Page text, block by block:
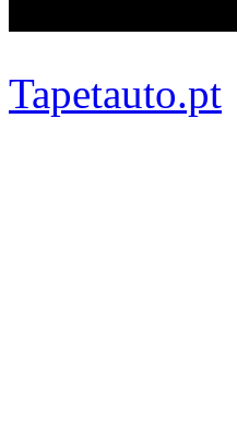
Tapetauto.pt